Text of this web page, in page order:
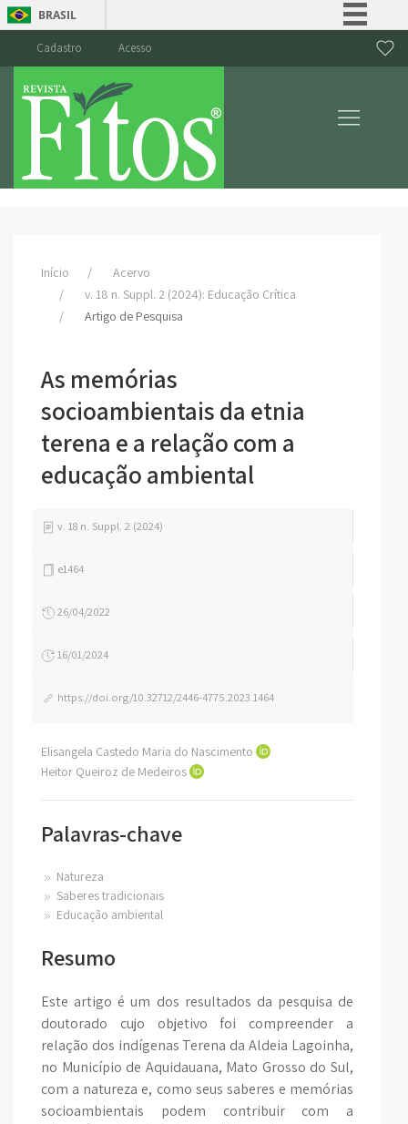
BRASIL
Canais
Cadastro Acesso
Início
Acervo
v. 18 n. Suppl. 2 (2024): Educação Crítica
Artigo de Pesquisa
As memórias
socioambientais da etnia
terena e a relação com a
educação ambiental
v. 18 n. Suppl. 2 (2024)
e1464
26/04/2022
16/01/2024
https://doi.org/10.32712/2446-4775.2023.1464
Elisangela Castedo Maria do Nascimento
Heitor Queiroz de Medeiros
Palavras-chave
Natureza
Saberes tradicionais
Educação ambiental
Resumo
Este artigo é um dos resultados da pesquisa de
doutorado cujo objetivo foi compreender a
relação dos indígenas Terena da Aldeia Lagoinha,
no Município de Aquidauana, Mato Grosso do Sul,
com a natureza e, como seus saberes e memórias
socioambientais podem contribuir com a